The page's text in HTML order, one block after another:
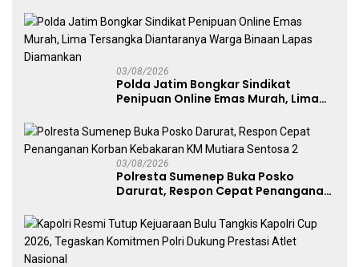
03/08/2026
Polda Jatim Bongkar Sindikat
Penipuan Online Emas Murah, Lima
Binaan Lapas Diamankan
03/08/2026
Polresta Sumenep Buka Posko
Darurat, Respon Cepat Penanganan
Sentosa 2